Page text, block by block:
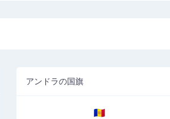
アンドラの国旗
🇦🇩